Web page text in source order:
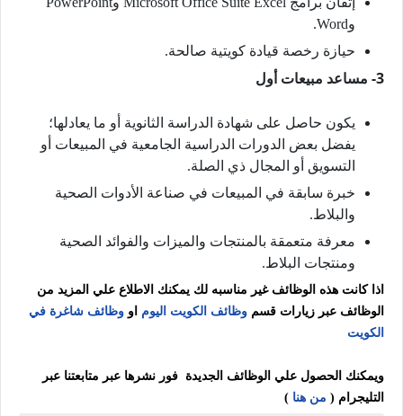
وWord.
حيازة رخصة قيادة كويتية صالحة.
3- مساعد مبيعات أول
يكون حاصل على شهادة الدراسة الثانوية أو ما يعادلها؛
يفضل بعض الدورات الدراسية الجامعية في المبيعات أو
التسويق أو المجال ذي الصلة.
خبرة سابقة في المبيعات في صناعة الأدوات الصحية
والبلاط.
معرفة متعمقة بالمنتجات والميزات والفوائد الصحية
ومنتجات البلاط.
اذا كانت هذه الوظائف غير مناسبه لك يمكنك الاطلاع علي المزيد من
الوظائف عبر زيارات قسم وظائف الكويت اليوم او وظائف شاغرة في
الكويت
ويمكنك الحصول علي الوظائف الجديدة فور نشرها عبر متابعتنا عبر
التليجرام ( من هنا )